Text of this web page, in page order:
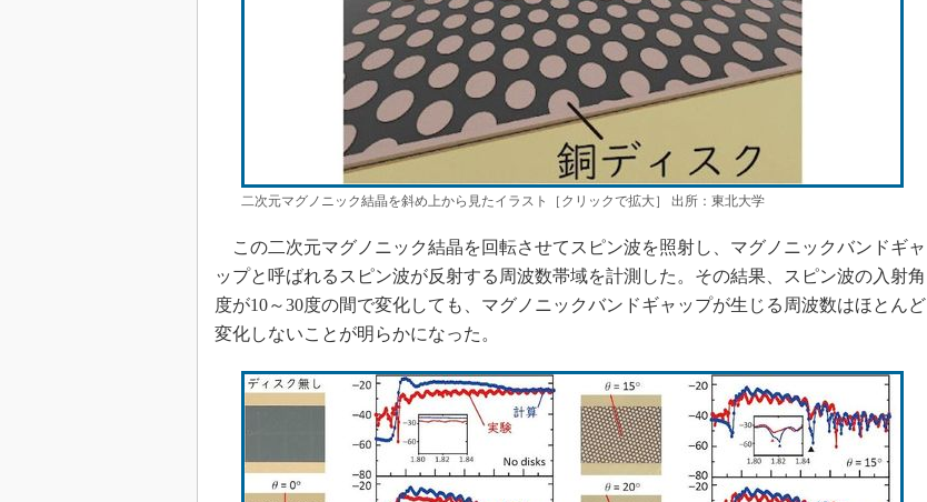
二次元マグノニック結晶を斜め上から見たイラスト［クリックで拡大］ 出所：東北大学
この二次元マグノニック結晶を回転させてスピン波を照射し、マグノニックバンドギャ
ップと呼ばれるスピン波が反射する周波数帯域を計測した。その結果、スピン波の入射角
度が10～30度の間で変化しても、マグノニックバンドギャップが生じる周波数はほとんど
変化しないことが明らかになった。